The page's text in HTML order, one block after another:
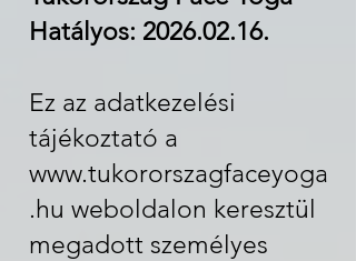
Hatályos: 2026.02.16.
Ez az adatkezelési
tájékoztató a
www.tukororszagfaceyoga
.hu weboldalon keresztül
megadott személyes